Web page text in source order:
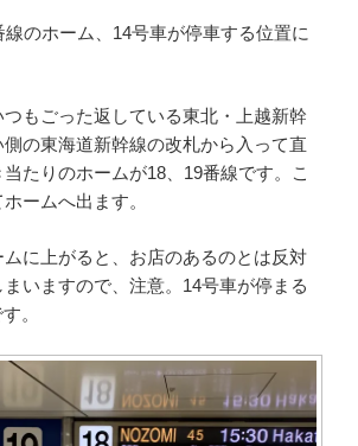
線のホーム、14号車が停車する位置に
もごった返している東北・上越新幹
の東海道新幹線の改札から入って直
たりのホームが18、19番線です。こ
ームへ出ます。
に上がると、お店のあるのとは反対
いますので、注意。14号車が停まる
。